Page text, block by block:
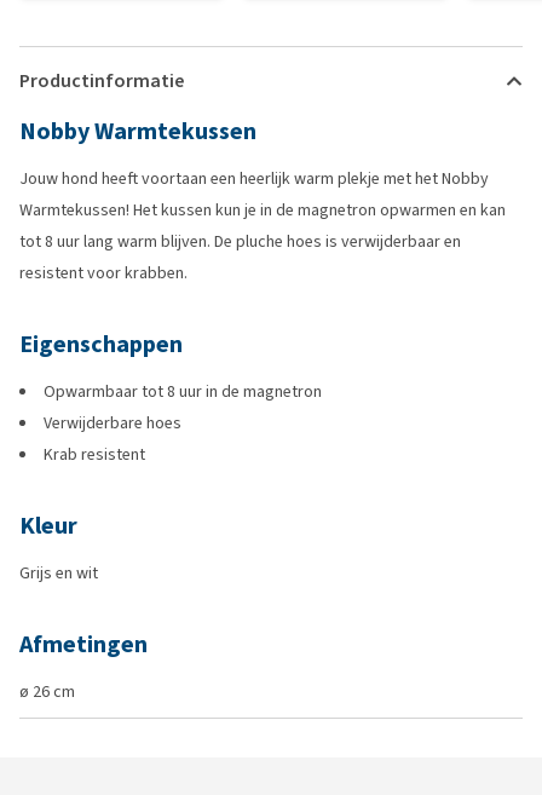
Productinformatie
Nobby Warmtekussen
Jouw hond heeft voortaan een heerlijk warm plekje met het Nobby
Warmtekussen! Het kussen kun je in de magnetron opwarmen en kan
tot 8 uur lang warm blijven. De pluche hoes is verwijderbaar en
resistent voor krabben.
Eigenschappen
Opwarmbaar tot 8 uur in de magnetron
Verwijderbare hoes
Krab resistent
Kleur
Grijs en wit
Afmetingen
ø 26 cm